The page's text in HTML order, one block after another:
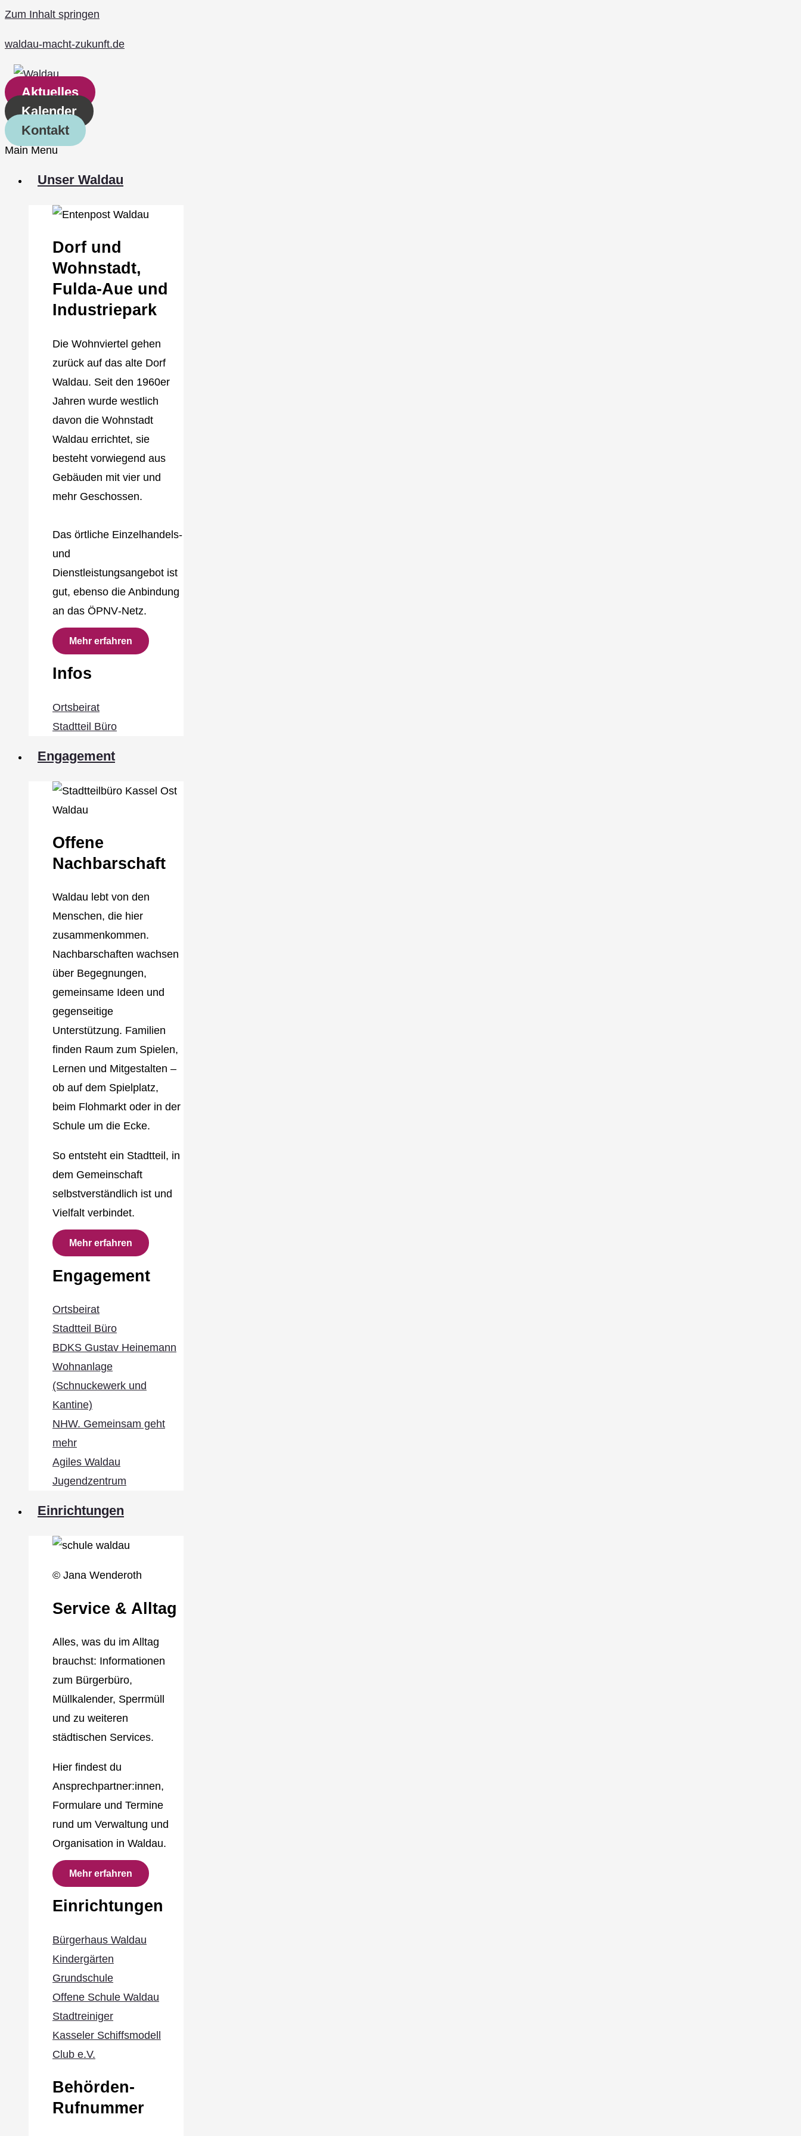
Zum Inhalt springen
waldau-macht-zukunft.de
Aktuelles
Kalender
Kontakt
Main Menu
Unser Waldau
Dorf und
Wohnstadt,
Fulda‐Aue und
Industriepark
Die Wohnviertel gehen
zurück auf das alte Dorf
Waldau. Seit den 1960er
Jahren wurde westlich
davon die Wohnstadt
Waldau errichtet, sie
besteht vorwiegend aus
Gebäuden mit vier und
mehr Geschossen.
Das örtliche Einzelhandels‐
und
Dienstleistungsangebot ist
gut, ebenso die Anbindung
an das ÖPNV‐Netz.
Mehr erfahren
Infos
Ortsbeirat
Stadtteil Büro
Engagement
Offene
Nachbarschaft
Waldau lebt von den
Menschen, die hier
zusammenkommen.
Nachbarschaften wachsen
über Begegnungen,
gemeinsame Ideen und
gegenseitige
Unterstützung. Familien
finden Raum zum Spielen,
Lernen und Mitgestalten –
ob auf dem Spielplatz,
beim Flohmarkt oder in der
Schule um die Ecke.
So entsteht ein Stadtteil, in
dem Gemeinschaft
selbstverständlich ist und
Vielfalt verbindet.
Mehr erfahren
Engagement
Ortsbeirat
Stadtteil Büro
BDKS Gustav Heinemann
Wohnanlage
(Schnuckewerk und
Kantine)
NHW. Gemeinsam geht
mehr
Agiles Waldau
Jugendzentrum
Einrichtungen
© Jana Wenderoth
Service & Alltag
Alles, was du im Alltag
brauchst: Informationen
zum Bürgerbüro,
Müllkalender, Sperrmüll
und zu weiteren
städtischen Services.
Hier findest du
Ansprechpartner:innen,
Formulare und Termine
rund um Verwaltung und
Organisation in Waldau.
Mehr erfahren
Einrichtungen
Bürgerhaus Waldau
Kindergärten
Grundschule
Offene Schule Waldau
Stadtreiniger
Kasseler Schiffsmodell
Club e.V.
Behörden-
Rufnummer